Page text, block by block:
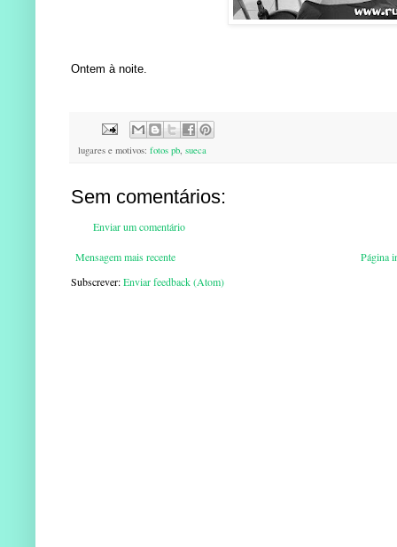
Ontem à noite.
lugares e motivos: fotos pb, sueca
Sem comentários:
Enviar um comentário
Mensagem mais recente
Página
Subscrever:Enviar feedback (Atom)